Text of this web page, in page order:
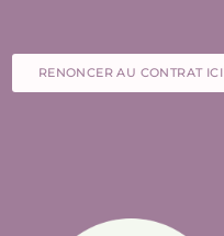
RENONCER AU CONTRAT ICI